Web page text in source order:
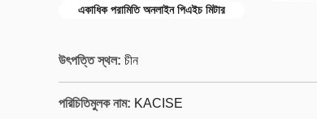
একাধিক পরামিতি অনলাইন পিএইচ মিটার
উৎপত্তি স্থল: চীন
পরিচিতিমুলক নাম: KACISE